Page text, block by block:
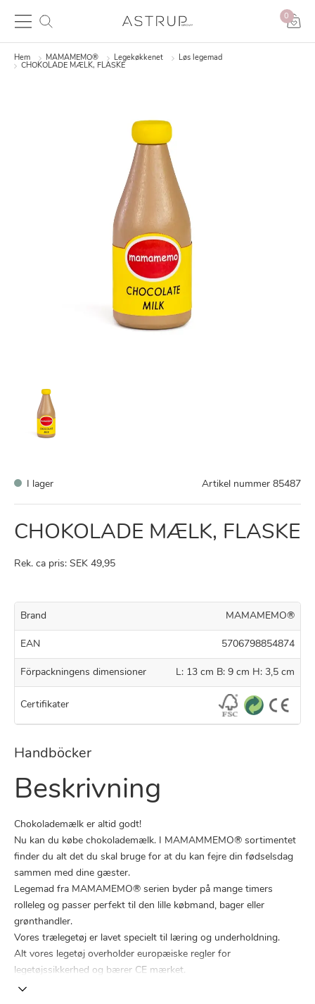
0
Hem MAMAMEMO® Legekøkkenet
Løs legemad
CHOKOLADE MÆLK, FLASKE
I lager Artikel nummer 85487
CHOKOLADE MÆLK, FLASKE
Rek. ca pris: SEK 49,95
Brand MAMAMEMO®
EAN 5706798854874
Förpackningens dimensioner L: 13 cm B: 9 cm H: 3,5 cm
Certifikater
Handböcker
Beskrivning
Chokolademælk er altid godt!
Nu kan du købe chokolademælk. I MAMAMMEMO® sortimentet
finder du alt det du skal bruge for at du kan fejre din fødselsdag
sammen med dine gæster.
Legemad fra MAMAMEMO® serien byder på mange timers
rolleleg og passer perfekt til den lille købmand, bager eller
grønthandler.
Vores trælegetøj er lavet specielt til læring og underholdning.
Alt vores legetøj overholder europæiske regler for
legetøjssikkerhed og bærer CE mærket.